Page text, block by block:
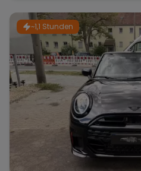
~1,1 Stunden